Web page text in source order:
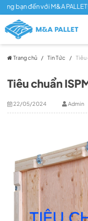
đến với M&A PALLET!
Trang chủ / Tin Tức / Tiêu
Tiêu chuẩn
22/05/2024 Admin